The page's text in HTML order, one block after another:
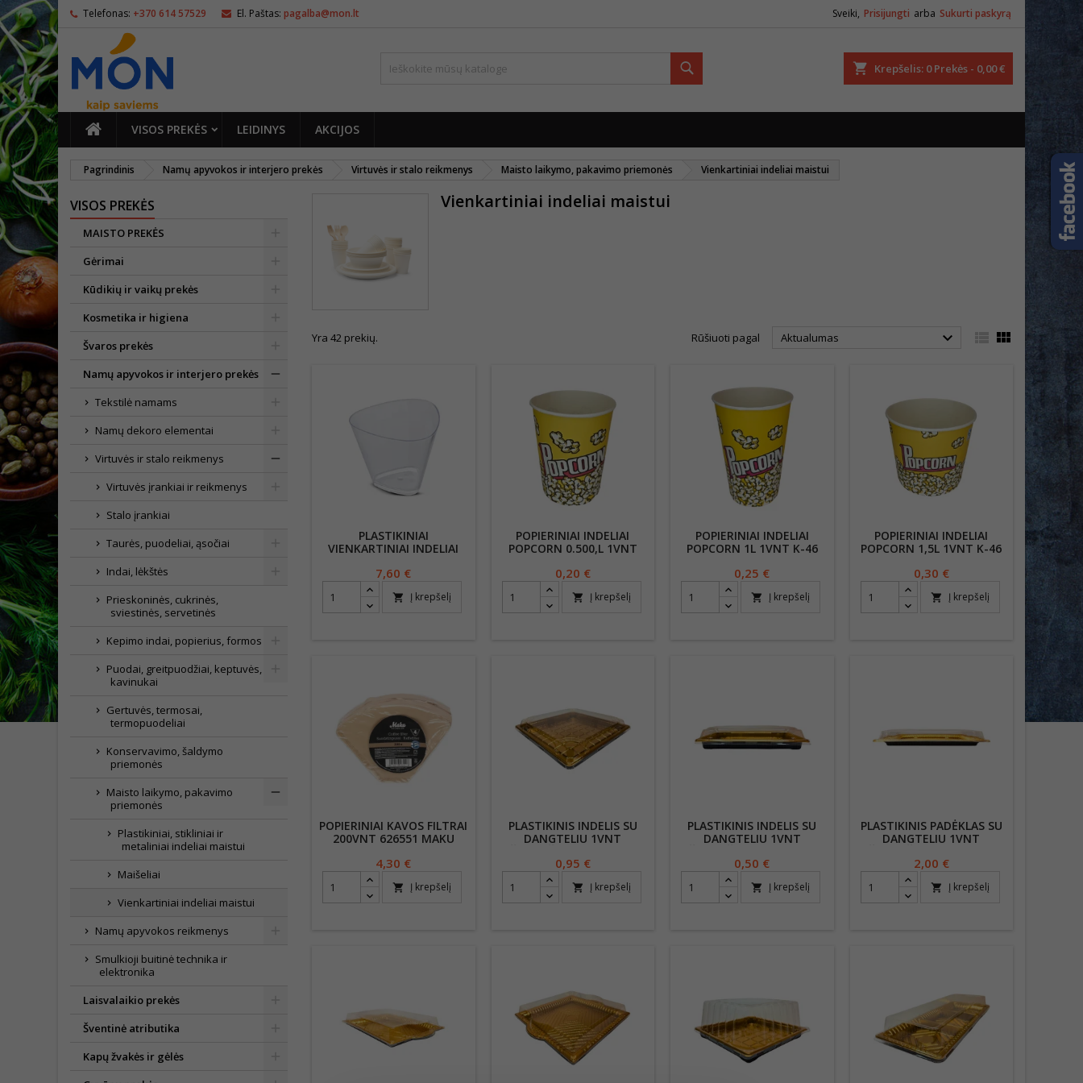
Telefonas: +370 614 57529 El. Paštas: pagalba@mon.lt Sveiki, Prisijungti arba Sukurti paskyrą
Krepšelis 0 Prekės - 0,00 €
PAGRINDINIS
VISOS PREKĖS LEIDINYS AKCIJOS
Pagrindinis Namų apyvokos ir interjero prekės Virtuvės ir stalo reikmenys Maisto laikymo, pakavimo priemonės Vienkartiniai indeliai maistui
VISOS PREKĖS
MAISTO PREKĖS
Gėrimai
Kūdikių ir vaikų prekės
Kosmetika ir higiena
Švaros prekės
Namų apyvokos ir interjero prekės
Tekstilė namams
Namų dekoro elementai
Virtuvės ir stalo reikmenys
Virtuvės įrankiai ir reikmenys
Stalo įrankiai
Taurės, puodeliai, ąsočiai
Indai, lėkštės
Prieskoninės, cukrinės,
sviestinės, servetinės
Kepimo indai, popierius, formos
Puodai, greitpuodžiai, keptuvės,
kavinukai
Gertuvės, termosai,
termopuodeliai
Konservavimo, šaldymo
priemonės
Maisto laikymo, pakavimo
priemonės
Plastikiniai, stikliniai ir
metaliniai indeliai maistui
Maišeliai
Vienkartiniai indeliai maistui
Namų apyvokos reikmenys
Smulkioji buitinė technika ir
elektronika
Laisvalaikio prekės
Šventinė atributika
Kapų žvakės ir gėlės
Vienkartiniai indeliai maistui
Yra 42 prekių. Rūšiuoti pagal Aktualumas  
PLASTIKINIAI
VIENKARTINIAI INDELIAI
CH-741
Kaina
7,60 €
shopping_cart Į krepšelį
POPIERINIAI INDELIAI
POPCORN 0.500,L 1VNT
Kaina
0,20 €
shopping_cart Į krepšelį
POPIERINIAI INDELIAI
POPCORN 1L 1VNT K-46
Kaina
0,25 €
shopping_cart Į krepšelį
POPIERINIAI INDELIAI
POPCORN 1,5L 1VNT K-46
Kaina
0,30 €
shopping_cart Į krepšelį
POPIERINIAI KAVOS FILTRAI
200VNT 626551 MAKU
Kaina
4,30 €
shopping_cart Į krepšelį
PLASTIKINIS INDELIS SU
DANGTELIU 1VNT
X 4,5 CM
Kaina
0,95 €
shopping_cart Į krepšelį
PLASTIKINIS INDELIS SU
DANGTELIU 1VNT
5 CM
Kaina
0,50 €
shopping_cart Į krepšelį
PLASTIKINIS PADĖKLAS SU
DANGTELIU 1VNT
X 6 CM
Kaina
2,00 €
shopping_cart Į krepšelį